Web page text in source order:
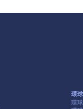
環
環